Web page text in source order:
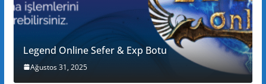
Legend Online Sefer & Exp Botu
Ağustos 31, 2025